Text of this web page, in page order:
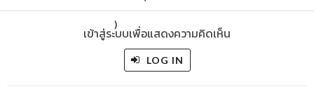
)
เข้าสู่ระบบเพื่อแสดงความคิดเห็น
LOG IN